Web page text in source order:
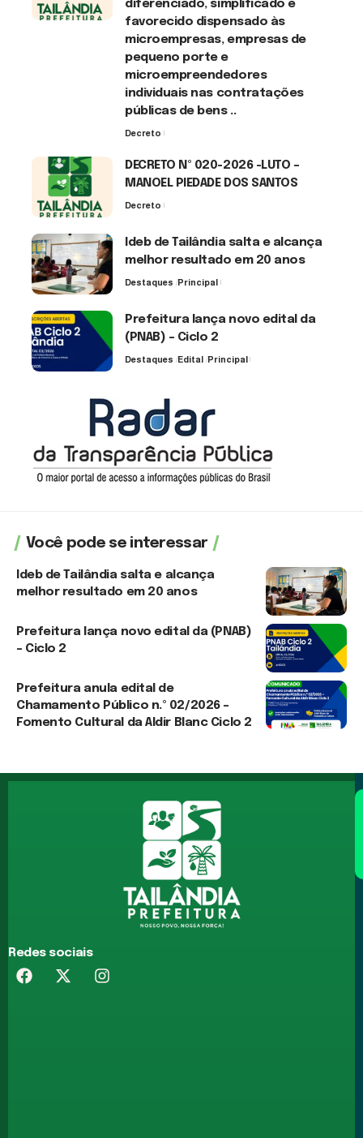
diferenciado, simplificado e
favorecido dispensado às
microempresas, empresas de
pequeno porte e
microempreendedores
individuais nas contratações
públicas de bens ..
Decreto
DECRETO Nº 020-2026 -LUTO –
MANOEL PIEDADE DOS SANTOS
Decreto
Ideb de Tailândia salta e alcança
melhor resultado em 20 anos
Destaques Principal
Prefeitura lança novo edital da
(PNAB) – Ciclo 2
Destaques Edital Principal
Você pode se interessar
Ideb de Tailândia salta e alcança
melhor resultado em 20 anos
Prefeitura lança novo edital da (PNAB)
– Ciclo 2
Prefeitura anula edital de
Chamamento Público n.º 02/2026 –
Fomento Cultural da Aldir Blanc Ciclo 2
Redes sociais